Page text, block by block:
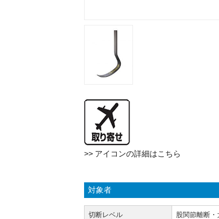
>> アイコンの詳細はこちら
対象者
切断レベル 股関節離断